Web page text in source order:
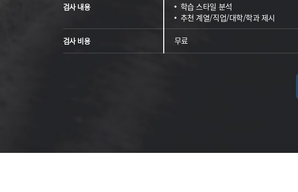
검사 내용
학습 스타일 분석
추천 계열/직업/대학/학과 제시
검사 비용 무료